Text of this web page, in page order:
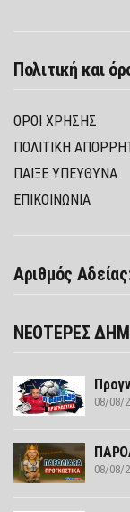
Πολιτική και
ΌΡΟΙ ΧΡΉΣΗΣ
ΠΟΛΙΤΙΚΉ
ΠΑΊΞΕ ΥΠΕΎΘΥΝΑ
ΕΠΙΚΟΙΝΩΝΙΑ
Αριθμός
ΝΕΟΤΕΡΕΣ
08/08/
08/08/